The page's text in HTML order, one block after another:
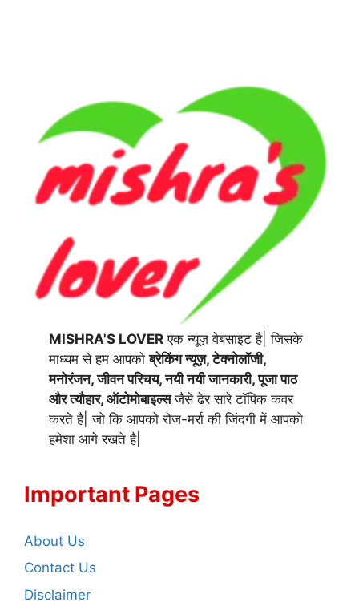
MISHRA'S LOVER एक न्यूज़ वेबसाइट है| जिसके
माध्यम से हम आपकोब्रेकिंग न्यूज़, टेक्नोलॉजी,
मनोरंजन, जीवन परिचय, नयी नयी जानकारी, पूजा पाठ
और त्यौहार, ऑटोमोबाइल्सजैसे ढेर सारे टॉपिक कवर
करते है| जो कि आपको रोज-मर्रा की जिंदगी में आपको
हमेशा आगे रखते है|
Important Pages
About Us
Contact Us
Disclaimer